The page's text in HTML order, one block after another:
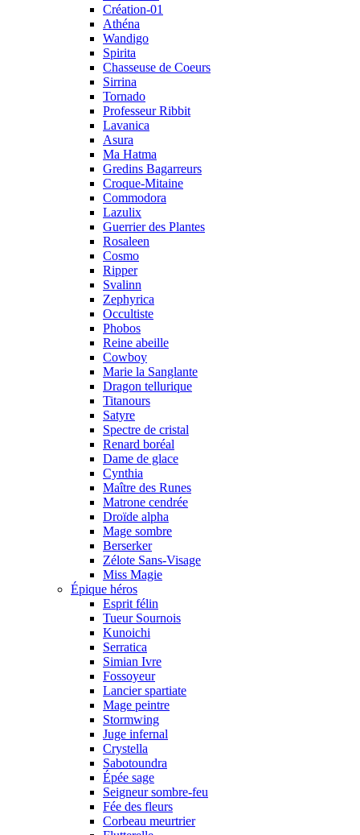
Création-01
Athéna
Wandigo
Spirita
Chasseuse de Coeurs
Sirrina
Tornado
Professeur Ribbit
Lavanica
Asura
Ma Hatma
Gredins Bagarreurs
Croque-Mitaine
Commodora
Lazulix
Guerrier des Plantes
Rosaleen
Cosmo
Ripper
Svalinn
Zephyrica
Occultiste
Phobos
Reine abeille
Cowboy
Marie la Sanglante
Dragon tellurique
Titanours
Satyre
Spectre de cristal
Renard boréal
Dame de glace
Cynthia
Maître des Runes
Matrone cendrée
Droïde alpha
Mage sombre
Berserker
Zélote Sans-Visage
Miss Magie
Épique héros
Esprit félin
Tueur Sournois
Kunoichi
Serratica
Simian Ivre
Fossoyeur
Lancier spartiate
Mage peintre
Stormwing
Juge infernal
Crystella
Sabotoundra
Épée sage
Seigneur sombre-feu
Fée des fleurs
Corbeau meurtrier